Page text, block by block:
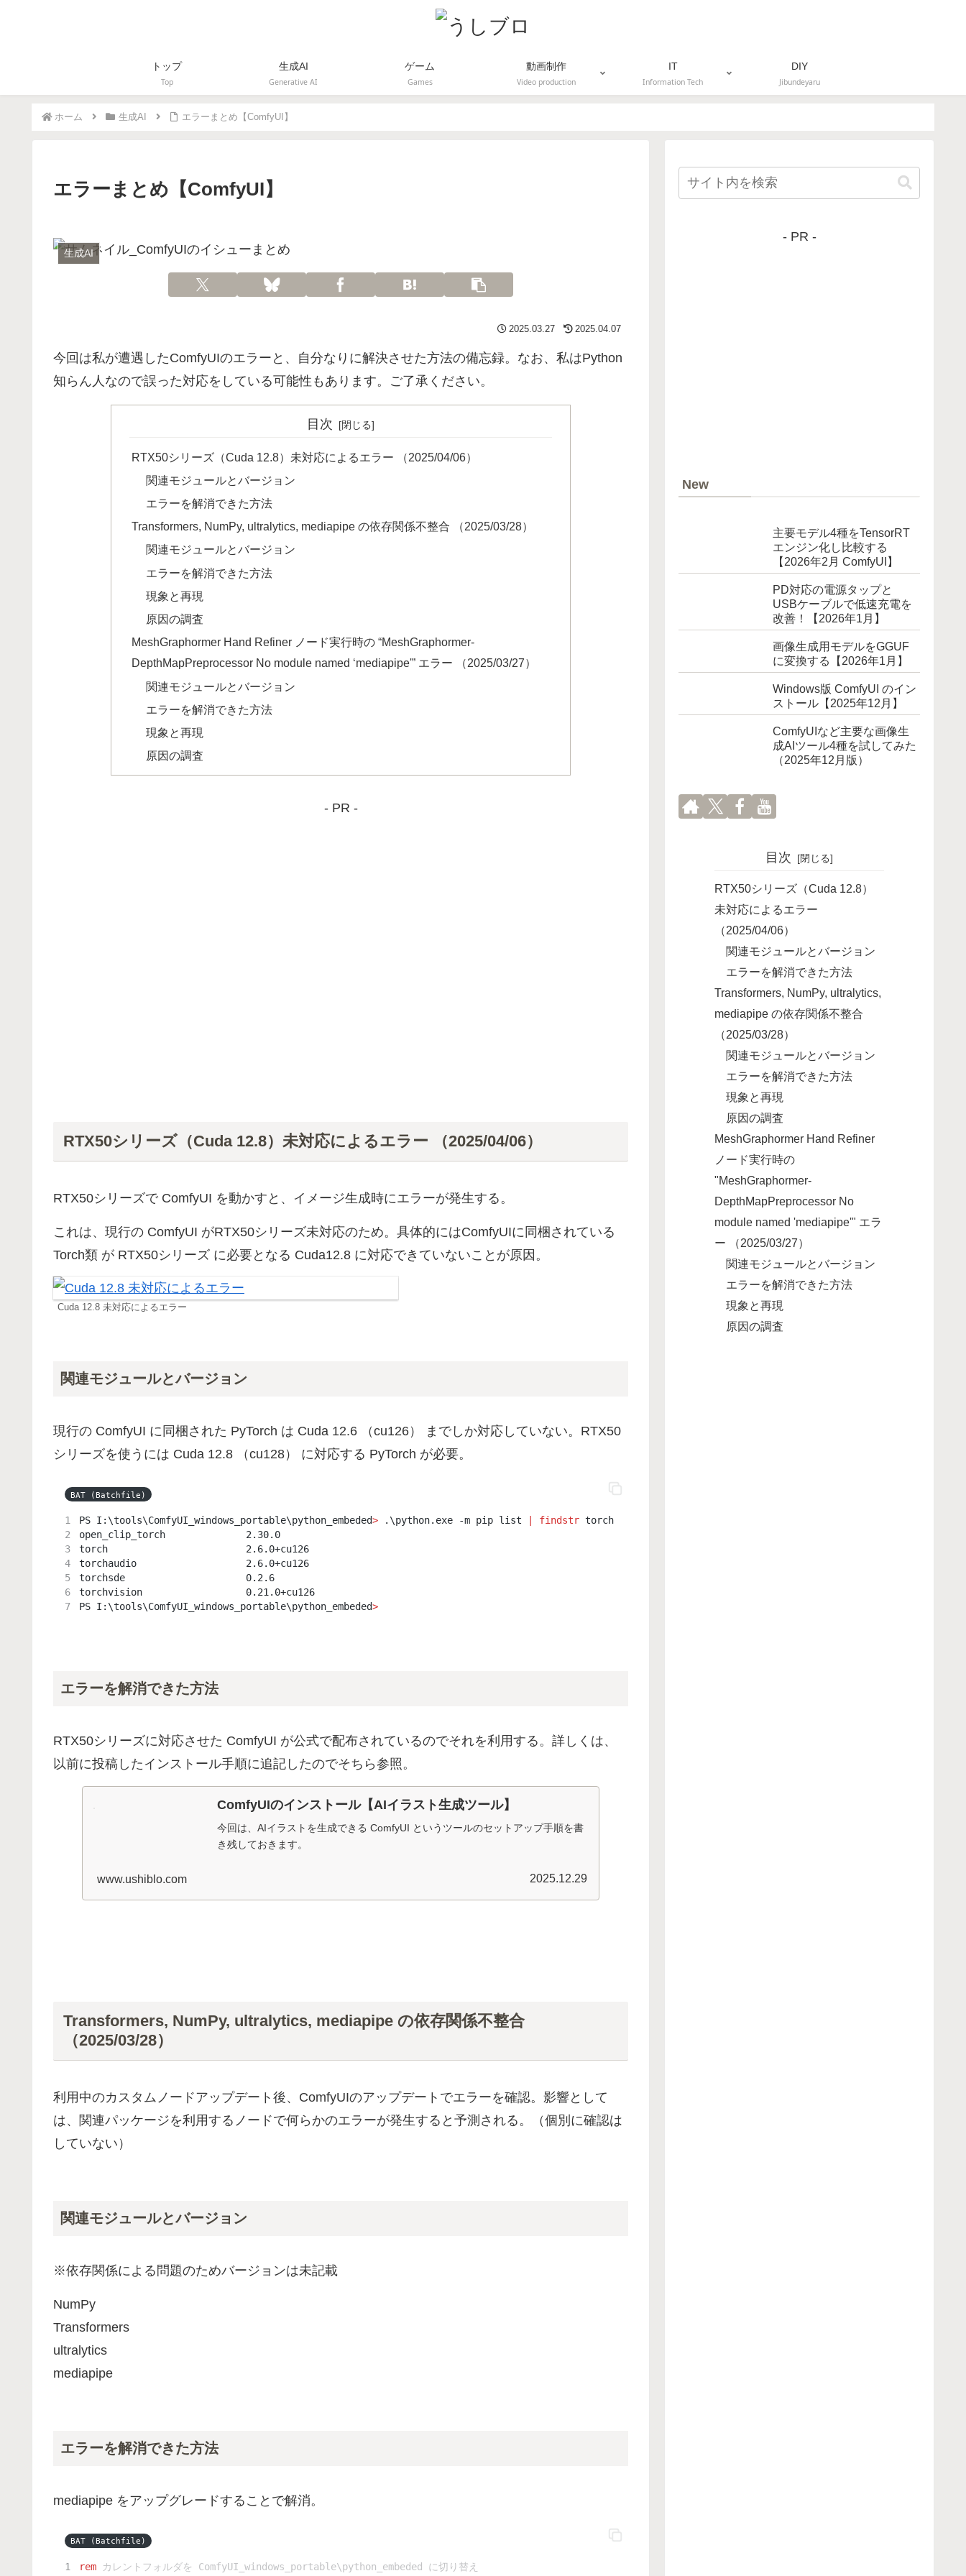
トップ
Top
生成AI
Generative AI
ゲーム
Games
動画制作
Video production
IT
Information Tech
DIY
Jibundeyaru
ホーム 生成AI エラーまとめ【ComfyUI】
エラーまとめ【ComfyUI】
生成AI
2025.03.27 2025.04.07
今回は私が遭遇したComfyUIのエラーと、自分なりに解決させた方法の備忘録。なお、私はPython
知らん人なので誤った対応をしている可能性もあります。ご了承ください。
目次
RTX50シリーズ（Cuda 12.8）未対応によるエラー （2025/04/06）
関連モジュールとバージョン
エラーを解消できた方法
Transformers, NumPy, ultralytics, mediapipe の依存関係不整合 （2025/03/28）
関連モジュールとバージョン
エラーを解消できた方法
現象と再現
原因の調査
MeshGraphormer Hand Refiner ノード実行時の “MeshGraphormer-
DepthMapPreprocessor No module named ‘mediapipe'” エラー （2025/03/27）
関連モジュールとバージョン
エラーを解消できた方法
現象と再現
原因の調査
- PR -
RTX50シリーズ（Cuda 12.8）未対応によるエラー （2025/04/06）
RTX50シリーズで ComfyUI を動かすと、イメージ生成時にエラーが発生する。
これは、現行の ComfyUI がRTX50シリーズ未対応のため。具体的にはComfyUIに同梱されている
Torch類 が RTX50シリーズ に必要となる Cuda12.8 に対応できていないことが原因。
Cuda 12.8 未対応によるエラー
関連モジュールとバージョン
現行の ComfyUI に同梱された PyTorch は Cuda 12.6 （cu126） までしか対応していない。RTX50
シリーズを使うには Cuda 12.8 （cu128） に対応する PyTorch が必要。
BAT (Batchfile)
PS I:\tools\ComfyUI_windows_portable\python_embeded> .\python.exe -m pip list findstr torch
open_clip_torch              2.30.0
torch                        2.6.0+cu126
torchaudio                   2.6.0+cu126
torchsde                     0.2.6
torchvision                  0.21.0+cu126
PS I:\tools\ComfyUI_windows_portable\python_embeded>
エラーを解消できた方法
RTX50シリーズに対応させた ComfyUI が公式で配布されているのでそれを利用する。詳しくは、
以前に投稿したインストール手順に追記したのでそちら参照。
ComfyUIのインストール【AIイラスト生成ツール】
今回は、AIイラストを生成できる ComfyUI というツールのセットアップ手順を書
き残しておきます。
www.ushiblo.com 2025.12.29
Transformers, NumPy, ultralytics, mediapipe の依存関係不整合
（2025/03/28）
利用中のカスタムノードアップデート後、ComfyUIのアップデートでエラーを確認。影響として
は、関連パッケージを利用するノードで何らかのエラーが発生すると予測される。（個別に確認は
していない）
関連モジュールとバージョン
※依存関係による問題のためバージョンは未記載
NumPy
Transformers
ultralytics
mediapipe
エラーを解消できた方法
mediapipe をアップグレードすることで解消。
BAT (Batchfile)
rem カレントフォルダを ComfyUI_windows_portable\python_embeded に切り替え
- PR -
New
主要モデル4種をTensorRT
エンジン化し比較する
【2026年2月 ComfyUI】
PD対応の電源タップと
USBケーブルで低速充電を
改善！【2026年1月】
画像生成用モデルをGGUF
に変換する【2026年1月】
Windows版 ComfyUI のイン
ストール【2025年12月】
ComfyUIなど主要な画像生
成AIツール4種を試してみた
（2025年12月版）
目次
RTX50シリーズ（Cuda 12.8）
未対応によるエラー
（2025/04/06）
関連モジュールとバージョン
エラーを解消できた方法
Transformers, NumPy, ultralytics,
mediapipe の依存関係不整合
（2025/03/28）
関連モジュールとバージョン
エラーを解消できた方法
現象と再現
原因の調査
MeshGraphormer Hand Refiner
ノード実行時の
"MeshGraphormer-
DepthMapPreprocessor No
module named 'mediapipe'" エラ
ー （2025/03/27）
関連モジュールとバージョン
エラーを解消できた方法
現象と再現
原因の調査